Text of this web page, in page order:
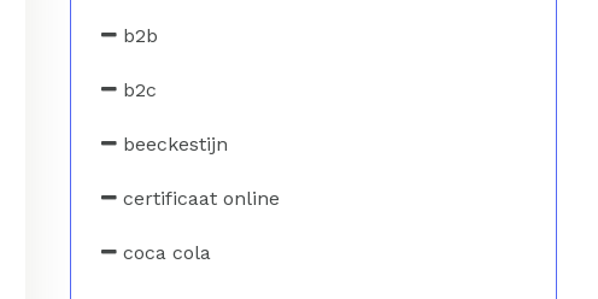
b2b
b2c
beeckestijn
certificaat online
coca cola